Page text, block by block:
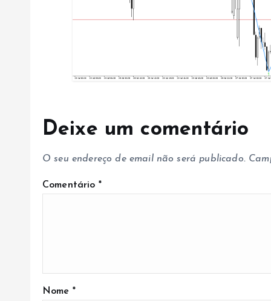
o
Deixe um comentário
O seu endereço de email não será publicado.
Comentário *
Nome *